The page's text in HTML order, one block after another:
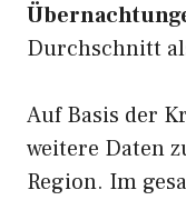
Durchschnitt
Auf Basis der
weitere Daten
Region. Im